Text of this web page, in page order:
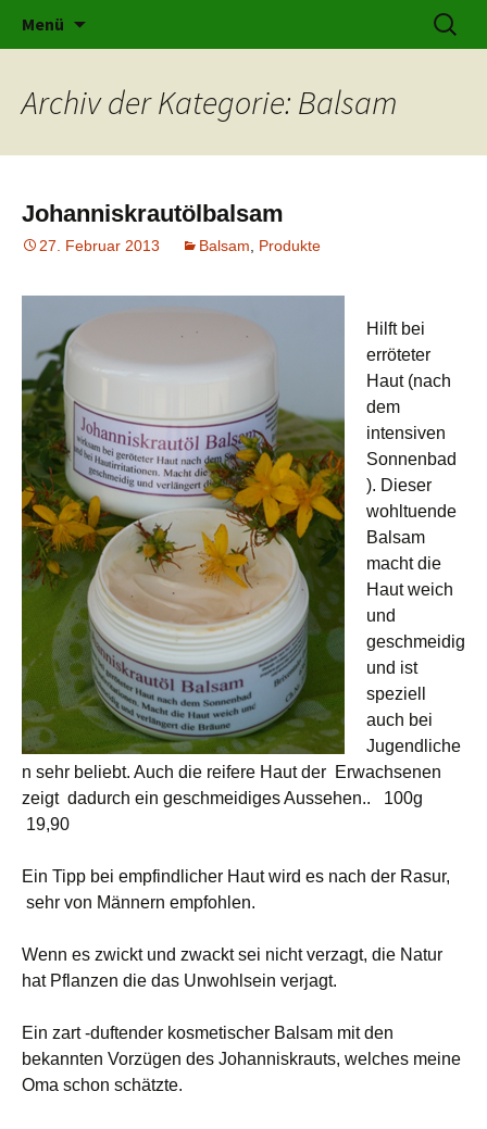
karolines-kraeuterschatz.at
Kräuter für jeden Bereich
Menü
Suchen
nach:
Archiv der Kategorie: Balsam
Johanniskrautölbalsam
27. Februar 2013 Balsam Produkte
Hilft bei
erröteter
Haut (nach
dem
intensiven
Sonnenbad
). Dieser
wohltuende
Balsam
macht die
Haut weich
und
geschmeidig
und ist
speziell
auch bei
Jugendliche
n sehr beliebt. Auch die reifere Haut der Erwachsenen
zeigt dadurch ein geschmeidiges Aussehen.. 100g
19,90
Ein Tipp bei empfindlicher Haut wird es nach der Rasur,
sehr von Männern empfohlen.
Wenn es zwickt und zwackt sei nicht verzagt, die Natur
hat Pflanzen die das Unwohlsein verjagt.
Ein zart -duftender kosmetischer Balsam mit den
bekannten Vorzügen des Johanniskrauts, welches meine
Oma schon schätzte.